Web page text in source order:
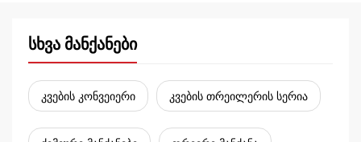
სხვა მანქანები
კვების კონვეიერი კვების თრეილერის სერია